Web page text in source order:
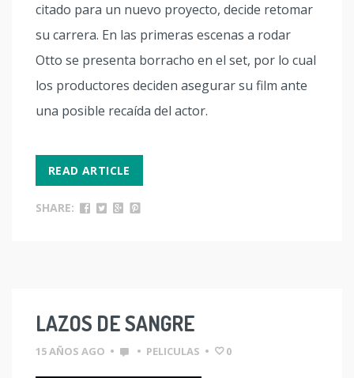
citado para un nuevo proyecto, decide retomar
su carrera. En las primeras escenas a rodar
Otto se presenta borracho en el set, por lo cual
los productores deciden asegurar su film ante
una posible recaída del actor.
READ ARTICLE
SHARE:
LAZOS DE SANGRE
15 AÑOS AGO • • PELICULAS • 0